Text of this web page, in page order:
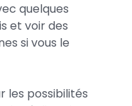
quelques
et voir des
si vous le
les possibilités